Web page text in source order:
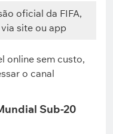
oficial da FIFA,
site ou app
online sem custo,
o canal
Sub-20